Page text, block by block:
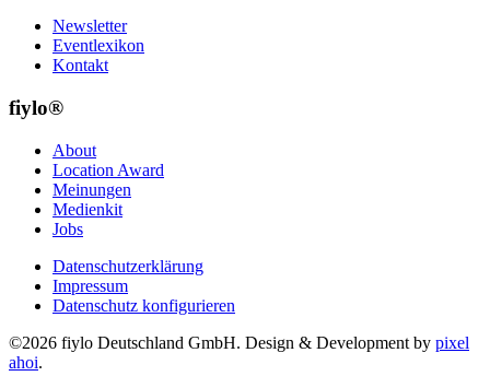
Newsletter
Eventlexikon
Kontakt
fiylo®
About
Location Award
Meinungen
Medienkit
Jobs
Datenschutzerklärung
Impressum
Datenschutz konfigurieren
©2026 fiylo Deutschland GmbH. Design & Development by pixel
ahoi.